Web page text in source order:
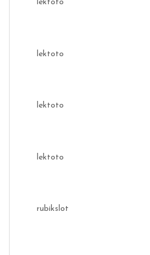
lektoto
lektoto
lektoto
lektoto
rubikslot